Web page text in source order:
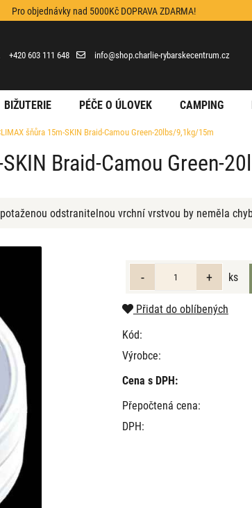
Pro objednávky nad 5000Kč DOPRAVA ZDARMA!
+420 603 111 648 info@shop.charlie-rybarskecentrum.cz
BIŽUTERIE PÉČE O ÚLOVEK CAMPING
šňůra 15m-SKIN Braid-Camou Green-20lbs/9,1kg/15m
Braid-Camou Green-
odstranitelnou vrchní vrstvou by neměla
ks
Přidat do oblíbených
Kód:
Výrobce:
Cena s DPH:
Přepočtená cena:
DPH: